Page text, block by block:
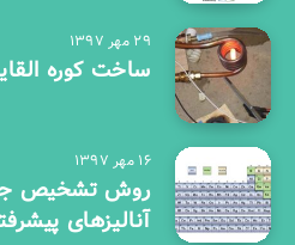
۲۹ مهر ۱۳۹۷
ساخت کوره
۱۶ مهر ۱۳۹۷
روش تشخیص
آنالیزهای پیشرفته 4: